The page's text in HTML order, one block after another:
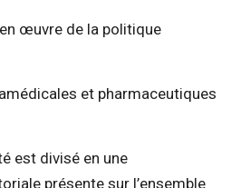
œuvre de la politique
et pharmaceutiques
est divisé en une
présente sur l’ensemble